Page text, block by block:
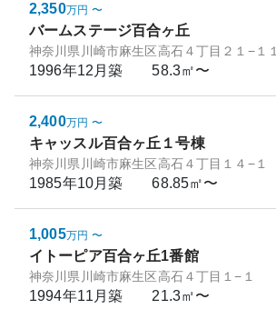
2,350万円 〜
バームステージ百合ヶ丘
神奈川県川崎市麻生区高石４丁目２１−１１
1996年12月築 58.3㎡〜
2,400万円 〜
キャッスル百合ヶ丘１号棟
神奈川県川崎市麻生区高石４丁目１４−１
1985年10月築 68.85㎡〜
1,005万円 〜
イトーピア百合ヶ丘1番館
神奈川県川崎市麻生区高石４丁目１−１
1994年11月築 21.3㎡〜